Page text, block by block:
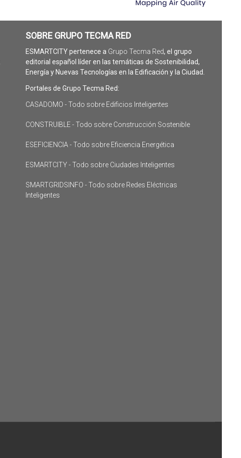
SOBRE GRUPO TECMA RED
ESMARTCITY pertenece a Grupo Tecma Red, el grupo
editorial español líder en las temáticas de Sostenibilidad,
Energía y Nuevas Tecnologías en la Edificación y la Ciudad.
Portales de Grupo Tecma Red:
CASADOMO - Todo sobre Edificios Inteligentes
CONSTRUIBLE - Todo sobre Construcción Sostenible
ESEFICIENCIA - Todo sobre Eficiencia Energética
ESMARTCITY - Todo sobre Ciudades Inteligentes
SMARTGRIDSINFO - Todo sobre Redes Eléctricas
Inteligentes